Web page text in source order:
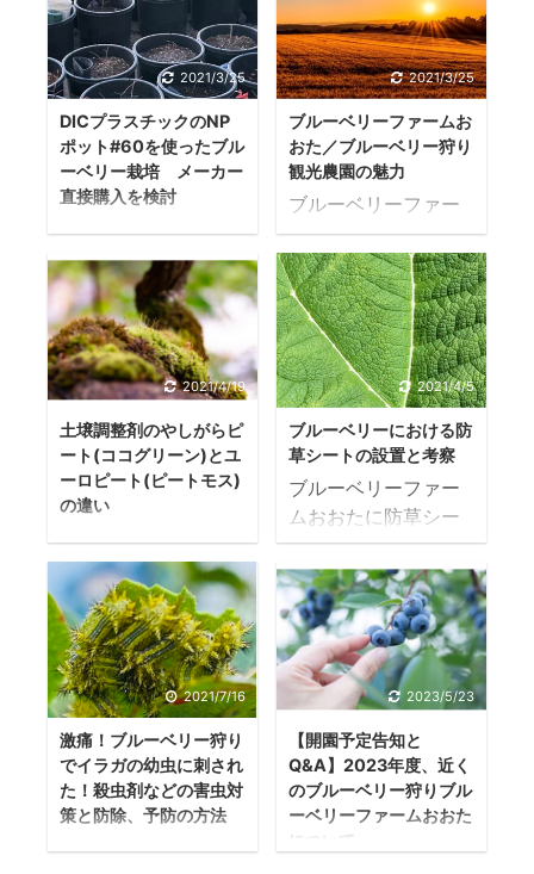
2021/3/25
DICプラスチックのNP
ポット#60を使ったブル
ーベリー栽培 メーカー
直接購入を検討
ホームセンターで買
うよりメーカーのDIC
プラスチックで直接
大量購入した方が安
い？価格比較 NPポッ
ト#60を1000鉢ほど
直接仕入れれば販売
店で買うよりお得に
仕入れられる、と思
い直接DICプラスチッ
クへ問い合わせをし
てみました。 最初HP
の問い合わせ項目か
ら情報を入力して問
い合わせを使用とし
ていたのですが、
Hpno不具合なのか祖
データを送信するこ
とができず、本社へ
直接電話をして問い
合わせをしてみまし
た。 DICプラスチッ
クへ直接問い合わせ
2021/3/25
ブルーベリーファームお
おた／ブルーベリー狩り
観光農園の魅力
ブルーベリーファー
ムおおたの魅力 始め
に こんにちは！ブル
ーベリーファームお
おた・17号バイパス
店を運営していく茂
木です。 2023年6月
にスバルのおひざ
元、群馬県太田市の
国道１７号バイパス
店へブルーベリーフ
ァームおおたをオー
プン予定です！ じい
ちゃんから引き継い
だ農業で、地元、
畑、知識を活かし、
大好きなブルーベリ
ーを広めて行く活動
っそくですが、ブル
ーベリーをしっても
らうために簡単にブ
ルーベリーファーム
2021/4/19
土壌調整剤のやしがらピ
ート(ココグリーン)とユ
ーロピート(ピートモス)
の違い
ユーロピート（ピー
トモス）とは？ ピー
トモスって何？ ピー
トモスはミズゴケや
スゲ、ヤナギなどの
植物が長い時間かけ
て堆積、腐敗して泥
状に変化し作られた
ものです。 さらにそ
こから作られた泥炭
を乾燥させてかまか
く砕いたもののこと
2021/4/5
ブルーベリーにおける防
草シートの設置と考察
ブルーベリーファー
ムおおたに防草シー
トを張る 防草シート
について考察してい
きます！ 防草シート
の効果は草の発芽、
発根を防ぐだけでな
くブルーベリー狩り
をしに来てくれたお
客様が歩きやすいと
いう特徴がありま
す。 ブルーベリーフ
ァームおおたでは、
お客様がブルーベリ
2021/7/16
激痛！ブルーベリー狩り
でイラガの幼虫に刺され
た！殺虫剤などの害虫対
策と防除、予防の方法
イラガの幼虫に刺さ
2023/5/23
【開園予定告知と
Q&A】2023年度、近く
のブルーベリー狩りブル
ーベリーファームおおた
について